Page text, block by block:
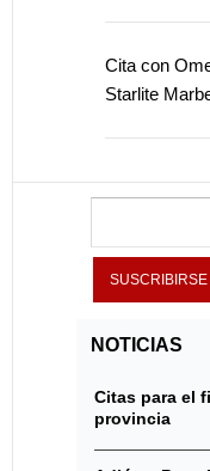
Cita con
Starlite
NOTICIAS
Citas para el
provincia